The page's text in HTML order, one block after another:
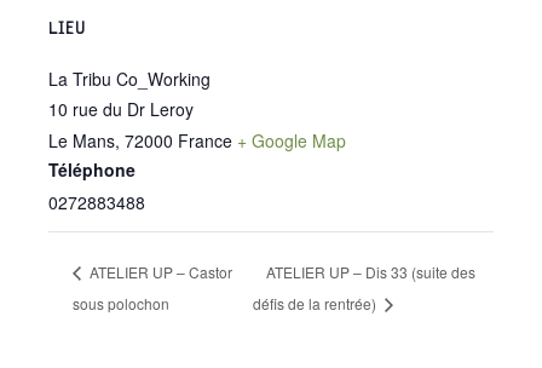
LIEU
La Tribu Co_Working
10 rue du Dr Leroy
Le Mans, 72000 France + Google Map
Téléphone
0272883488
ATELIER UP – Castor
sous polochon
ATELIER UP – Dis 33 (suite des
défis de la rentrée)